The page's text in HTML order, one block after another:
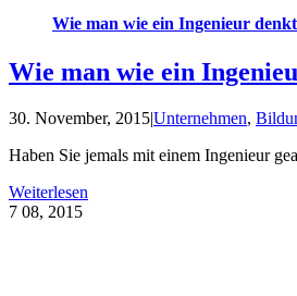
Wie man wie ein Ingenieur denkt
Wie man wie ein
30. November, 2015|Unternehmen,
Haben Sie jemals mit einem Ingenieur
Weiterlesen
7 08, 2015